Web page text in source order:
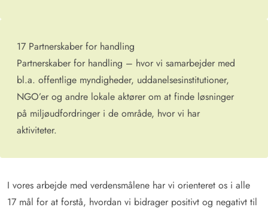
17 Partnerskaber for handling
Partnerskaber for handling – hvor vi samarbejder med
bl.a. offentlige myndigheder, uddanelsesinstitutioner,
NGO’er og andre lokale aktører om at finde løsninger
på miljøudfordringer i de område, hvor vi har
aktiviteter.
I vores arbejde med verdensmålene har vi orienteret os i alle
17 mål for at forstå, hvordan vi bidrager positivt og negativt til